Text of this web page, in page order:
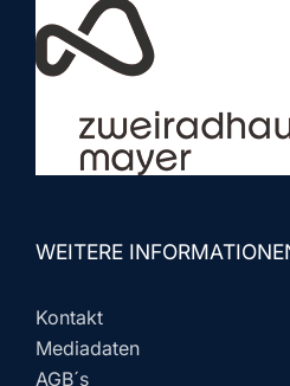
WEITERE
Kontakt
Mediadaten
AGB´s